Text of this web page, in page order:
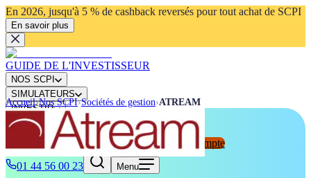
En 2026, jusqu'à 5 % de cashback reversés pour tout achat de SCPI
En savoir plus
GUIDE DE L'INVESTISSEUR
NOS SCPI
SIMULATEURS
INVESTIR
ACTUALITÉS
Rechercher ⌘K ConnexionOuvrir mon compte
01 44 56 00 23
Menu
Accueil›Nos SCPI›Sociétés de gestion›ATREAM